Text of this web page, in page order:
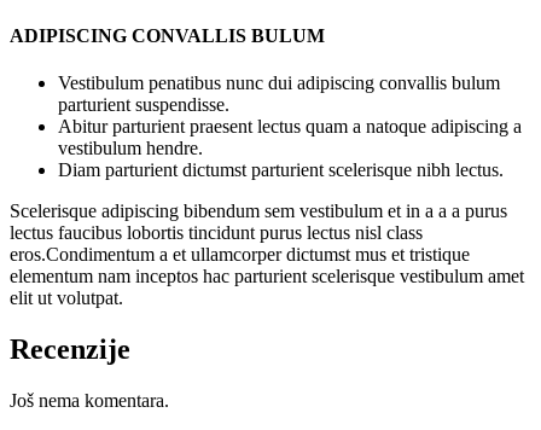
ADIPISCING CONVALLIS BULUM
Vestibulum penatibus nunc dui adipiscing convallis bulum
parturient suspendisse.
Abitur parturient praesent lectus quam a natoque adipiscing a
vestibulum hendre.
Diam parturient dictumst parturient scelerisque nibh lectus.
Scelerisque adipiscing bibendum sem vestibulum et in a a a purus
lectus faucibus lobortis tincidunt purus lectus nisl class
eros.Condimentum a et ullamcorper dictumst mus et tristique
elementum nam inceptos hac parturient scelerisque vestibulum amet
elit ut volutpat.
Recenzije
Još nema komentara.